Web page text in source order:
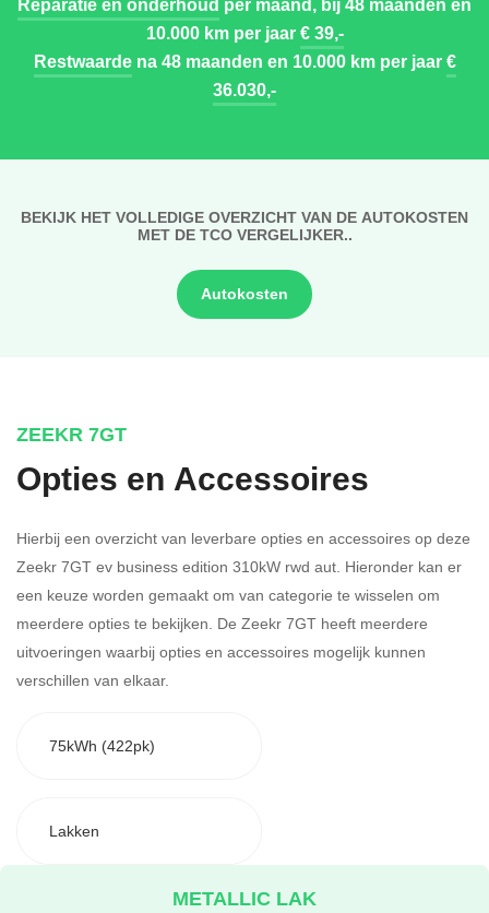
10.000 km per jaar€ 39,-
Restwaardena 48 maanden en 10.000 km per jaar€
36.030,-
BEKIJK HET VOLLEDIGE OVERZICHT VAN DE AUTOKOSTEN
MET DE TCO VERGELIJKER..
Autokosten
ZEEKR 7GT
Opties en Accessoires
Hierbij een overzicht van leverbare opties en accessoires op deze
Zeekr 7GT ev business edition 310kW rwd aut. Hieronder kan er
een keuze worden gemaakt om van categorie te wisselen om
meerdere opties te bekijken. De Zeekr 7GT heeft meerdere
uitvoeringen waarbij opties en accessoires mogelijk kunnen
verschillen van elkaar.
75kWh (422pk)
Lakken
METALLIC LAK